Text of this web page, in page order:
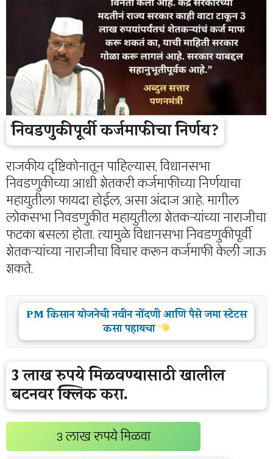
निवडणुकीपूर्वी कर्जमाफीचा निर्णय?
राजकीय दृष्टिकोनातून पाहिल्यास, विधानसभा
निवडणुकीच्या आधी शेतकरी कर्जमाफीच्या निर्णयाचा
महायुतीला फायदा होईल, असा अंदाज आहे. मागील
लोकसभा निवडणुकीत महायुतीला शेतकऱ्यांच्या नाराजीचा
फटका बसला होता. त्यामुळे विधानसभा निवडणुकीपूर्वी
शेतकऱ्यांच्या नाराजीचा विचार करून कर्जमाफी केली जाऊ
शकते.
PM किसान योजनेची नवीन नोंदणी आणि पैसे जमा स्टेटस
कसा पहायचा
3 लाख रुपये मिळवण्यासाठी खालील
बटनवर क्लिक करा.
3 लाख रुपये मिळवा